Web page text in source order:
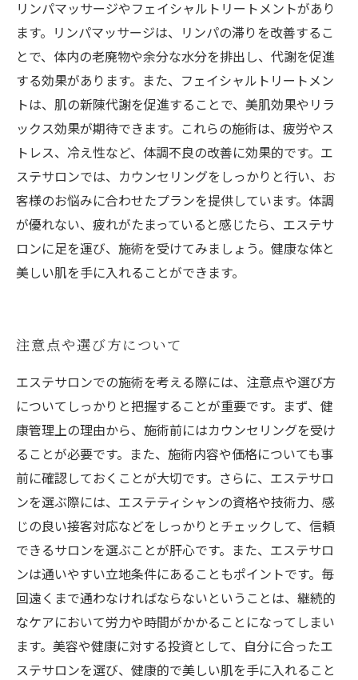
リンパマッサージやフェイシャルトリートメントがあり
ます。リンパマッサージは、リンパの滞りを改善するこ
とで、体内の老廃物や余分な水分を排出し、代謝を促進
する効果があります。また、フェイシャルトリートメン
トは、肌の新陳代謝を促進することで、美肌効果やリラ
ックス効果が期待できます。これらの施術は、疲労やス
トレス、冷え性など、体調不良の改善に効果的です。エ
ステサロンでは、カウンセリングをしっかりと行い、お
客様のお悩みに合わせたプランを提供しています。体調
が優れない、疲れがたまっていると感じたら、エステサ
ロンに足を運び、施術を受けてみましょう。健康な体と
美しい肌を手に入れることができます。
注意点や選び方について
エステサロンでの施術を考える際には、注意点や選び方
についてしっかりと把握することが重要です。まず、健
康管理上の理由から、施術前にはカウンセリングを受け
ることが必要です。また、施術内容や価格についても事
前に確認しておくことが大切です。さらに、エステサロ
ンを選ぶ際には、エステティシャンの資格や技術力、感
じの良い接客対応などをしっかりとチェックして、信頼
できるサロンを選ぶことが肝心です。また、エステサロ
ンは通いやすい立地条件にあることもポイントです。毎
回遠くまで通わなければならないということは、継続的
なケアにおいて労力や時間がかかることになってしまい
ます。美容や健康に対する投資として、自分に合ったエ
ステサロンを選び、健康的で美しい肌を手に入れること